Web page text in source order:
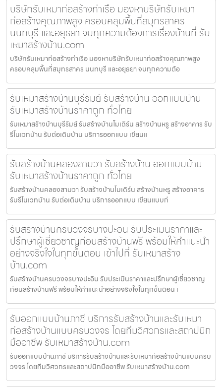
บริษัทรับเหมาก่อสร้างท่าเรือ มองหาบริษัทรับเหมา
ก่อสร้างคุณภาพสูง ครอบคลุมพื้นที่สมุทรสาคร
นนทบุรี และอยุธยา จบทุกความต้องการเรื่องบ้านที่ รับ
เหมาสร้างบ้าน.com
บริษัทรับเหมาก่อสร้างท่าเรือ มองหาบริษัทรับเหมาก่อสร้างคุณภาพสูง
ครอบคลุมพื้นที่สมุทรสาคร นนทบุรี และอยุธยา จบทุกความต้อ
รับเหมาสร้างบ้านบุรีรัมย์ รับสร้างบ้าน ออกแบบบ้าน
รับเหมาสร้างบ้านราคาถูก ทั่วไทย
รับเหมาสร้างบ้านบุรีรัมย์ รับสร้างบ้านโมเดิร์น สร้างบ้านหรู สร้างอาคาร รับ
รีโนเวทบ้าน รับต่อเติมบ้าน บริการออกแบบ เขียนแ
รับสร้างบ้านคลองสามวา รับสร้างบ้าน ออกแบบบ้าน
รับเหมาสร้างบ้านราคาถูก ทั่วไทย
รับสร้างบ้านคลองสามวา รับสร้างบ้านโมเดิร์น สร้างบ้านหรู สร้างอาคาร
รับรีโนเวทบ้าน รับต่อเติมบ้าน บริการออกแบบ เขียนแบบก่
รับสร้างบ้านครบวงจรบางปะอิน รับประเมินราคาและ
ปรึกษาผู้เชี่ยวชาญก่อนสร้างบ้านฟรี พร้อมให้คำแนะนำ
อย่างจริงใจในทุกขั้นตอน เข้าไปที่ รับเหมาสร้าง
บ้าน.com
รับสร้างบ้านครบวงจรบางปะอิน รับประเมินราคาและปรึกษาผู้เชี่ยวชาญ
ก่อนสร้างบ้านฟรี พร้อมให้คำแนะนำอย่างจริงใจในทุกขั้นตอน เ
รับออกแบบบ้านภาชี บริการรับสร้างบ้านและรับเหมา
ก่อสร้างบ้านแบบครบวงจร โดยทีมวิศวกรและสถาปนิก
มืออาชีพ รับเหมาสร้างบ้าน.com
รับออกแบบบ้านภาชี บริการรับสร้างบ้านและรับเหมาก่อสร้างบ้านแบบครบ
วงจร โดยทีมวิศวกรและสถาปนิกมืออาชีพ รับเหมาสร้างบ้าน.com